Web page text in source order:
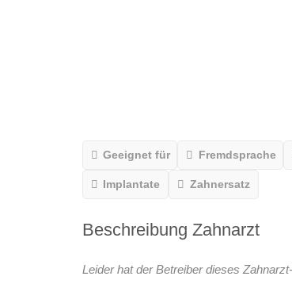
Geeignet für Fremdsprache
Implantate Zahnersatz
Beschreibung Zahnarzt
Leider hat der Betreiber dieses